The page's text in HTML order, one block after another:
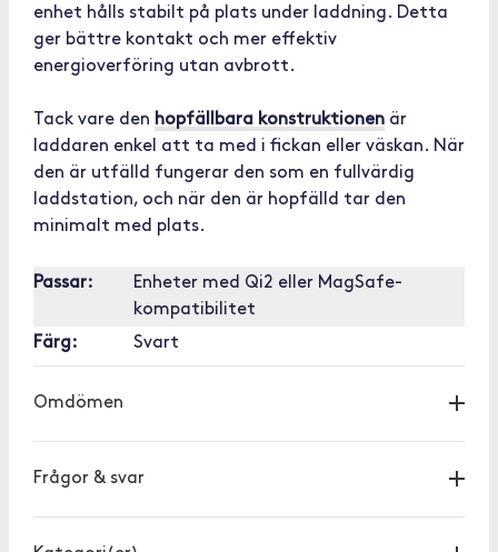
enhet hålls stabilt på plats under laddning. Detta
ger bättre kontakt och mer effektiv
energioverföring utan avbrott.
Tack vare den hopfällbara konstruktionen är
laddaren enkel att ta med i fickan eller väskan. När
den är utfälld fungerar den som en fullvärdig
laddstation, och när den är hopfälld tar den
minimalt med plats.
Passar:
Enheter med Qi2 eller MagSafe-
kompatibilitet
Färg:
Svart
Omdömen
Frågor & svar